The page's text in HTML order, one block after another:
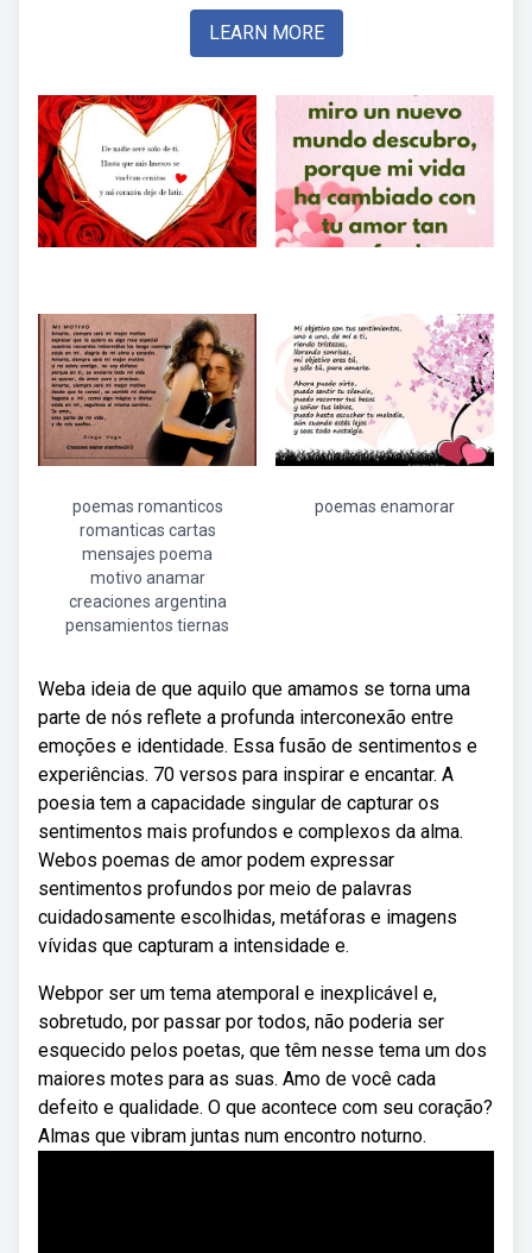
LEARN MORE
poemas romanticos
romanticas cartas
mensajes poema
motivo anamar
creaciones argentina
pensamientos tiernas
poemas enamorar
Weba ideia de que aquilo que amamos se torna uma
parte de nós reflete a profunda interconexão entre
emoções e identidade. Essa fusão de sentimentos e
experiências. 70 versos para inspirar e encantar. A
poesia tem a capacidade singular de capturar os
sentimentos mais profundos e complexos da alma.
Webos poemas de amor podem expressar
sentimentos profundos por meio de palavras
cuidadosamente escolhidas, metáforas e imagens
vívidas que capturam a intensidade e.
Webpor ser um tema atemporal e inexplicável e,
sobretudo, por passar por todos, não poderia ser
esquecido pelos poetas, que têm nesse tema um dos
maiores motes para as suas. Amo de você cada
defeito e qualidade. O que acontece com seu coração?
Almas que vibram juntas num encontro noturno.